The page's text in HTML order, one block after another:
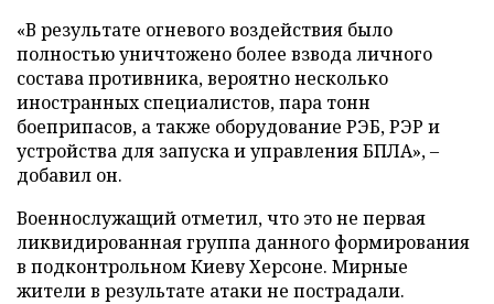
«В результате огневого воздействия было
полностью уничтожено более взвода личного
состава противника, вероятно несколько
иностранных специалистов, пара тонн
боеприпасов, а также оборудование РЭБ, РЭР и
устройства для запуска и управления БПЛА», –
добавил он.
Военнослужащий отметил, что это не первая
ликвидированная группа данного формирования
в подконтрольном Киеву Херсоне. Мирные
жители в результате атаки не пострадали.